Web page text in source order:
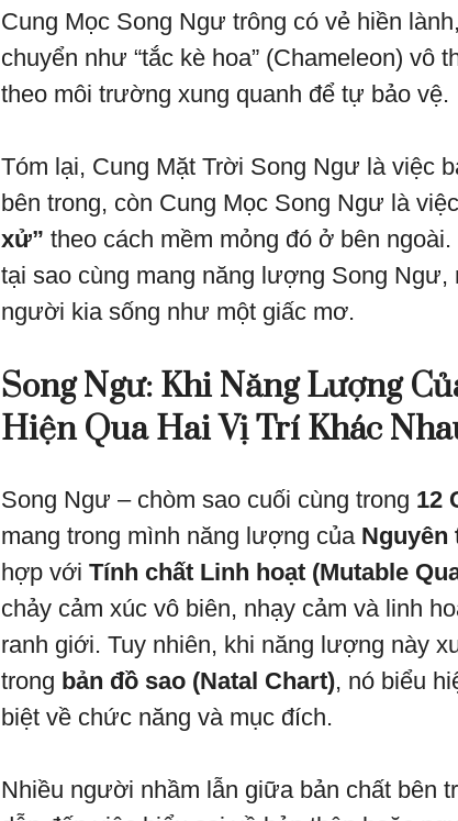
Cung Mọc Song Ngư trông có vẻ hiền
chuyển như “tắc kè hoa” (Chameleon) vô
theo môi trường xung quanh để tự bảo vệ.
Tóm lại, Cung Mặt Trời Song Ngư là việc
bên trong, còn Cung Mọc Song Ngư là
xử” theo cách mềm mỏng đó ở bên
tại sao cùng mang năng lượng Song
người kia sống như một giấc mơ.
Song Ngư: Khi Năng Lượng
Hiện Qua Hai Vị Trí Khác
Song Ngư – chòm sao cuối cùng trong 12
mang trong mình năng lượng của Nguyên
hợp với Tính chất Linh hoạt (Mutable
chảy cảm xúc vô biên, nhạy cảm và linh
ranh giới. Tuy nhiên, khi năng lượng này
trong bản đồ sao (Natal Chart), nó biểu
biệt về chức năng và mục đích.
Nhiều người nhầm lẫn giữa bản chất bên